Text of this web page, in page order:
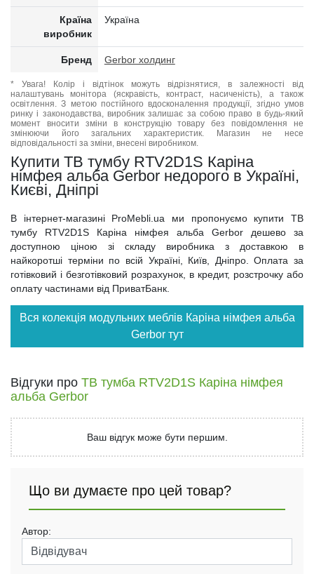
Країна
виробник
Україна
Бренд Gerbor холдинг
* Увага! Колір і відтінок можуть відрізнятися, в залежності від
налаштувань монітора (яскравість, контраст, насиченість), а також
освітлення. З метою постійного вдосконалення продукції, згідно умов
ринку і законодавства, виробник залишає за собою право в будь-який
момент вносити зміни в конструкцію товару без повідомлення не
змінюючи його загальних характеристик. Магазин не несе
відповідальності за зміни, внесені виробником.
Купити ТВ тумбу RTV2D1S Каріна
німфея альба Gerbor недорого в Україні,
Києві, Дніпрі
В інтернет-магазині ProMebli.ua ми пропонуємо купити ТВ
тумбу RTV2D1S Каріна німфея альба Gerbor дешево за
доступною ціною зі складу виробника з доставкою в
найкоротші терміни по всій Україні, Київ, Дніпро. Оплата за
готівковий і безготівковий розрахунок, в кредит, розстрочку або
оплату частинами від ПриватБанк.
Вся колекція модульних меблів Каріна німфея альба
Gerbor тут
Відгуки про ТВ тумба RTV2D1S Каріна німфея
альба Gerbor
Ваш відгук може бути першим.
Що ви думаєте про цей товар?
Автор: